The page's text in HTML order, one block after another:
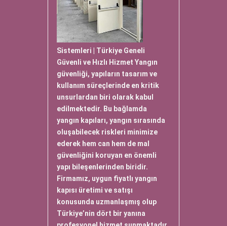
Sistemleri | Türkiye Geneli
Güvenli ve Hızlı Hizmet Yangın
güvenliği, yapıların tasarım ve
kullanım süreçlerinde en kritik
unsurlardan biri olarak kabul
edilmektedir. Bu bağlamda
yangın kapıları, yangın sırasında
oluşabilecek riskleri minimize
ederek hem can hem de mal
güvenliğini koruyan en önemli
yapı bileşenlerinden biridir.
Firmamız, uygun fiyatlı yangın
kapısı üretimi ve satışı
konusunda uzmanlaşmış olup
Türkiye’nin dört bir yanına